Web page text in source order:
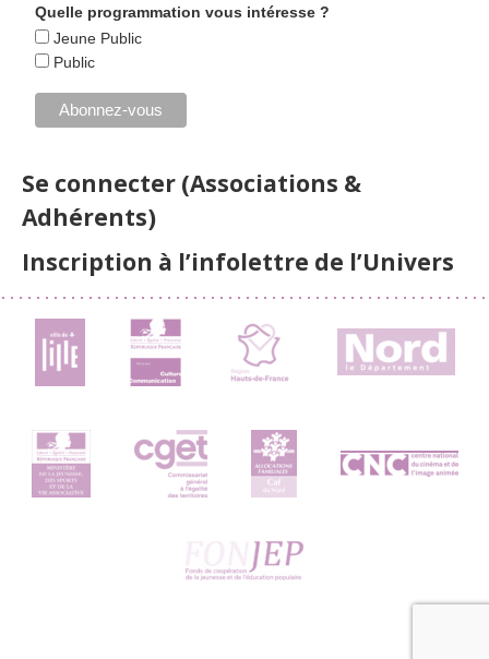
Quelle programmation vous intéresse ?
Jeune Public
Public
Se connecter (Associations &
Adhérents)
Inscription à l’infolettre de l’Univers